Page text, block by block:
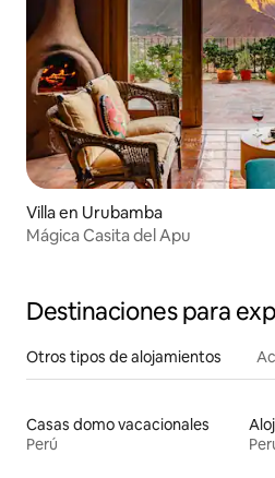
Villa en Urubamba
Mágica Casita del Apu
Destinaciones para
Otros tipos de alojamientos
Casas domo vacacionales
Perú